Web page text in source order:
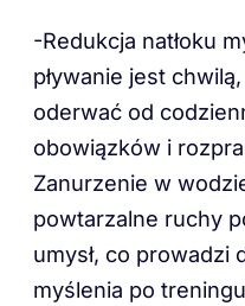
-Redukcja natłoku
pływanie jest
oderwać od
obowiązków i
Zanurzenie w
powtarzalne ruchy
umysł, co prowadzi
myślenia po